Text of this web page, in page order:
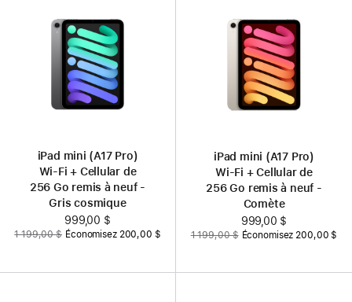
iPad mini (A17 Pro)
Wi‑Fi + Cellular de
256 Go remis à neuf -
Gris cosmique
Nouveau
prix
999,00 $
Auparavant
1 199,00 $ Économisez 200,00 $
iPad mini (A17 Pro)
Wi‑Fi + Cellular de
256 Go remis à neuf -
Comète
Nouveau
prix
999,00 $
Auparavant
1 199,00 $ Économisez 200,00 $